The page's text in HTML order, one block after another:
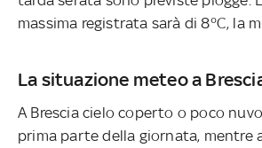
massima registrata sarà di 8°C, la
La situazione meteo a
A Brescia cielo coperto o poco
prima parte della giornata, mentre